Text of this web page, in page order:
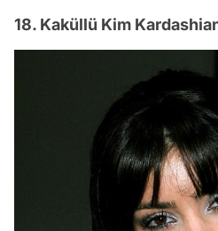
18. Kaküllü Kim